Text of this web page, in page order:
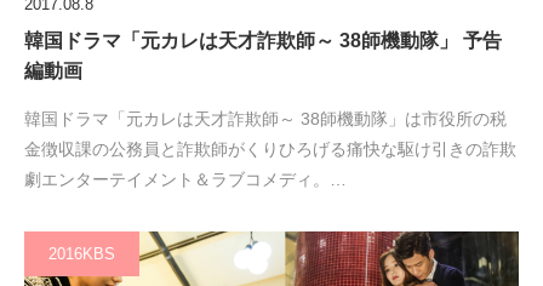
2017.08.8
韓国ドラマ「元カレは天才詐欺師～ 38師機動隊」 予告
編動画
韓国ドラマ「元カレは天才詐欺師～ 38師機動隊」は市役所の税
金徴収課の公務員と詐欺師がくりひろげる痛快な駆け引きの詐欺
劇エンターテイメント＆ラブコメディ。…
2016KBS